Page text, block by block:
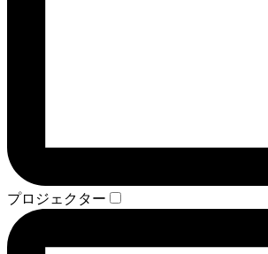
プロジェクター